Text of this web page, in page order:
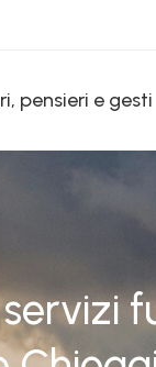
pensieri e gesti